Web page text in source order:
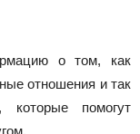
о том, как
отношения и так
помогут